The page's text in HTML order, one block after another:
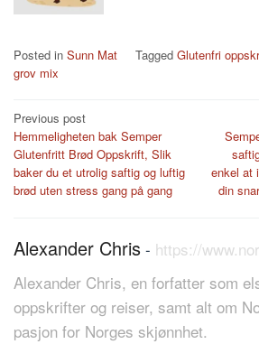
Posted in Sunn Mat Tagged Glutenfri
grov mix
Post
navigation
Previous post
Hemmeligheten bak Semper
Glutenfritt Brød Oppskrift, Slik
baker du et utrolig saftig og luftig
brød uten stress gang på gang
enkel at
din
Alexander Chris - https://
Alexander Chris, en forfatter som
oppskrifter og reiser, samt alt om
pasjon for Norges skjønnhet.